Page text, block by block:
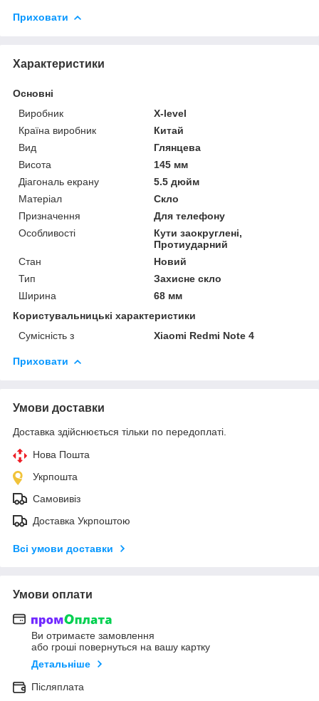
Приховати
Характеристики
Основні
Виробник
X-level
Країна виробник
Китай
Вид
Глянцева
Висота
145 мм
Діагональ екрану
5.5 дюйм
Матеріал
Скло
Призначення
Для телефону
Особливості
Кути заокруглені,
Протиударний
Стан
Новий
Тип
Захисне скло
Ширина
68 мм
Користувальницькі характеристики
Сумісність з
Xiaomi Redmi Note 4
Приховати
Умови доставки
Доставка здійснюється тільки по передоплаті.
Нова Пошта
Укрпошта
Самовивіз
Доставка Укрпоштою
Всі умови доставки
Умови оплати
Ви отримаєте замовлення
або гроші повернуться на вашу картку
Детальніше
Післяплата